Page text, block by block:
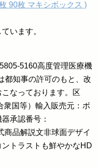
90枚 マキシボックス )
います。
5160高度管理医療機
知事の許可のもと、改
なっております。区
衆国等）輸入販売元：ボ
承認番号：
品解説文非球面デザイ
トラストも鮮やかなHD